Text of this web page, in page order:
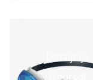
Uporedi